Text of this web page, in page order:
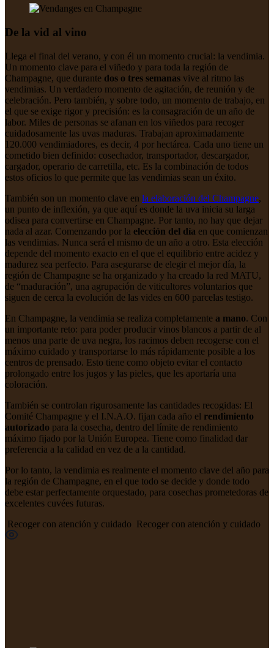
De la vid al vino
Llega el final del verano, y con él un momento crucial: la vendimia.
Un momento clave para el viñedo y para toda la región de
Champagne, que durante dos o tres semanas vive al ritmo las
vendimias. Un verdadero momento de agitación, de reunión y de
celebración. Pero también, y sobre todo, un momento de trabajo, en
el que se exige rigor y precisión: es la consagración de un año de
labor. Miles de personas se afanan en los viñedos para recoger
cuidadosamente las uvas maduras. Trabajan aproximadamente
120.000 vendimiadores, es decir, 4 por hectárea. Cada uno tiene un
cometido bien definido: cosechador, transportador, descargador,
cargador, operario de carretilla, etc. Es la combinación de todos
estos oficios lo que permite que las vendimias sean un éxito.
También son un momento clave en la elaboración del Champagne,
un punto de inflexión, ya que aquí es donde la uva inicia su larga
odisea para convertirse en Champagne. Por tanto, no hay que dejar
nada al azar. Comenzando por la elección del día en que comienzan
las vendimias. Nunca será el mismo de un año a otro. Esta elección
depende del momento exacto en el que el equilibrio entre acidez y
madurez sea perfecto. Para asegurarse de elegir el mejor día, la
región de Champagne se ha organizado y ha creado la red MATU,
de “maduración”, una agrupación de viticultores voluntarios que
siguen de cerca la evolución de las vides en 600 parcelas testigo.
En Champagne, la vendimia se realiza completamente a mano. Con
un importante reto: para poder producir vinos blancos a partir de al
menos una parte de uva negra, los racimos deben recogerse con el
máximo cuidado y transportarse lo más rápidamente posible a los
centros de prensado. Esto tiene como objeto evitar el contacto
prolongado entre los jugos y las pieles, que les aportaría una
coloración.
También se controlan rigurosamente las cantidades recogidas: El
Comité Champagne y el I.N.A.O. fijan cada año el rendimiento
autorizado para la cosecha, dentro del límite de rendimiento
máximo fijado por la Unión Europea. Tiene como finalidad dar
preferencia a la calidad en vez de a la cantidad.
Por lo tanto, la vendimia es realmente el momento clave del año para
la región de Champagne, en el que todo se decide y donde todo
debe estar perfectamente orquestado, para cosechas prometedoras de
excelentes cuvées futuras.
Recoger con atención y cuidado Recoger con atención y cuidado